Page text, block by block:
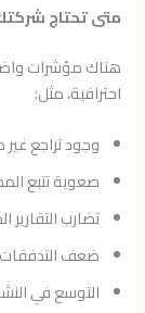
متى تحتاج
هناك مؤشرات
احترافية، مثل:
وجود تراجع غير
صعوبة تتبع
تضارب التقارير
ضعف التدفقات
التوسع في